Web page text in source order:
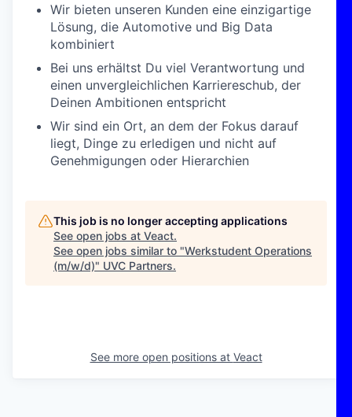
Wir bieten unseren Kunden eine einzigartige
Lösung, die Automotive und Big Data
kombiniert
Bei uns erhältst Du viel Verantwortung und
einen unvergleichlichen Karriereschub, der
Deinen Ambitionen entspricht
Wir sind ein Ort, an dem der Fokus darauf
liegt, Dinge zu erledigen und nicht auf
Genehmigungen oder Hierarchien
This job is no longer accepting applications
See open jobs at Veact.
See open jobs similar to "Werkstudent Operations
(m/w/d)" UVC Partners.
See more open positions at Veact